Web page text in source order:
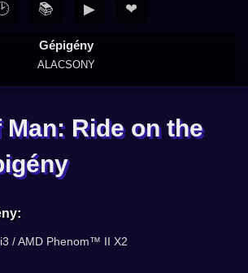
Gépigény
ALACSONY
📚 ▶ ❤
Man: Ride on the
/ AMD Phenom™ II X2